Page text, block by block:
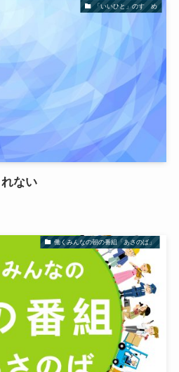
「いいひと」のすゝめ
ない
働くみんなの朝の番組「あさのば」